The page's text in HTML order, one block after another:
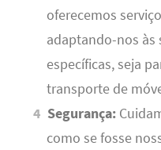
oferecemos
adaptando-nos às
específicas, seja
transporte de
Segurança:
como se fosse